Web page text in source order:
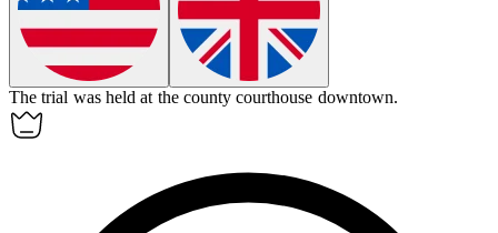
The trial was held at the county courthouse downtown.